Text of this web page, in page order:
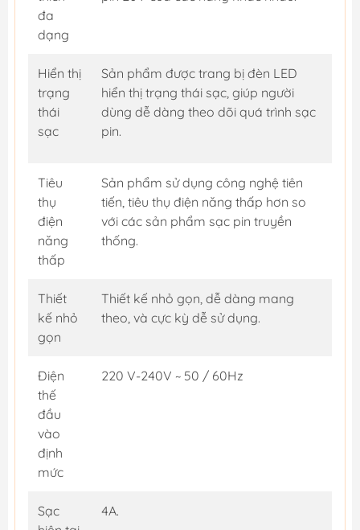
đa
dạng
Hiển thị
trạng
thái
sạc
Sản phẩm được trang bị đèn LED
hiển thị trạng thái sạc, giúp người
dùng dễ dàng theo dõi quá trình sạc
pin.
Tiêu
thụ
điện
năng
thấp
Sản phẩm sử dụng công nghệ tiên
tiến, tiêu thụ điện năng thấp hơn so
với các sản phẩm sạc pin truyền
thống.
Thiết
kế nhỏ
gọn
Thiết kế nhỏ gọn, dễ dàng mang
theo, và cực kỳ dễ sử dụng.
Điện
thế
đầu
vào
định
mức
220 V-240V ~ 50 / 60Hz
Sạc
4A.